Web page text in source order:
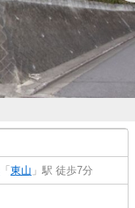
「 東山 」駅 徒歩7分